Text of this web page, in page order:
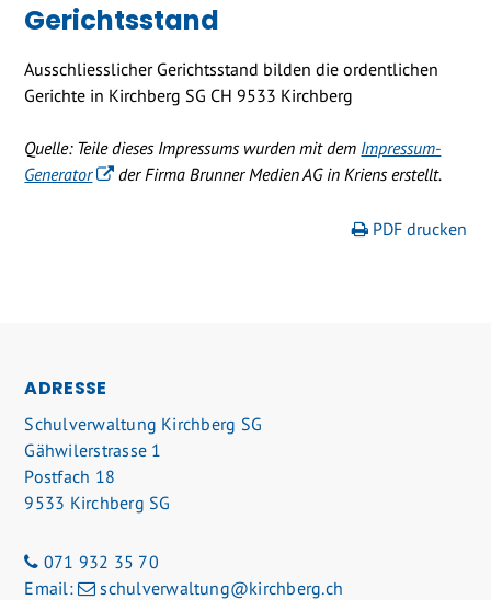
Gerichtsstand
Ausschliesslicher Gerichtsstand bilden die ordentlichen
Gerichte in Kirchberg SG CH 9533 Kirchberg
Quelle: Teile dieses Impressums wurden mit dem Impressum-
Generator
der Firma Brunner Medien AG in Kriens erstellt.
PDF drucken
ADRESSE
Schulverwaltung Kirchberg SG
Gähwilerstrasse 1
Postfach 18
9533 Kirchberg SG
071 932 35 70
Email:
schulverwaltung@kirchberg.ch